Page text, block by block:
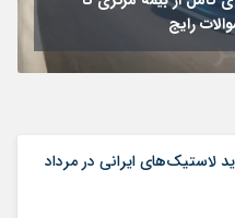
رایج
ایرانی در مرداد